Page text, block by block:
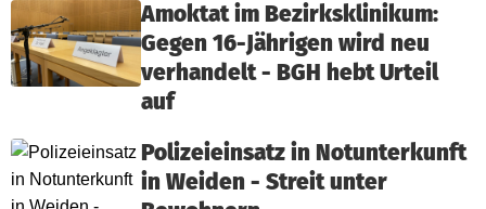
Amoktat im Bezirksklinikum:
Gegen 16-Jährigen wird neu
verhandelt - BGH hebt Urteil
auf
Polizeieinsatz in Notunterkunft
in Weiden - Streit unter